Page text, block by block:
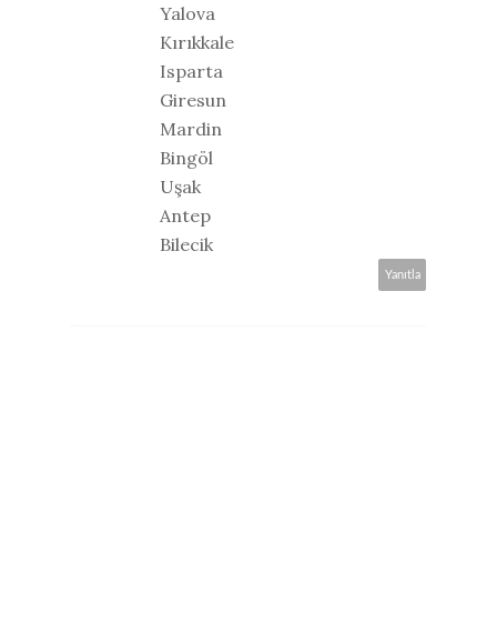
Yalova
Kırıkkale
Isparta
Giresun
Mardin
Bingöl
Uşak
Antep
Bilecik
Yanıtla